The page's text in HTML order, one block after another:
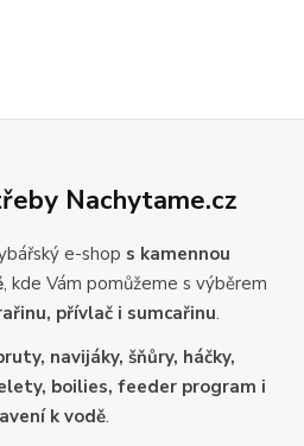
Nachytame.cz
e-shop s kamennou
, kde Vám pomůžeme s výběrem
přívlač i sumcařinu.
navijáky, šňůry, háčky,
boilies, feeder program i
k vodě.